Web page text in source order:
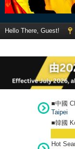
Hello There, Guest!
■中國
Taipei
■韓國
Hot